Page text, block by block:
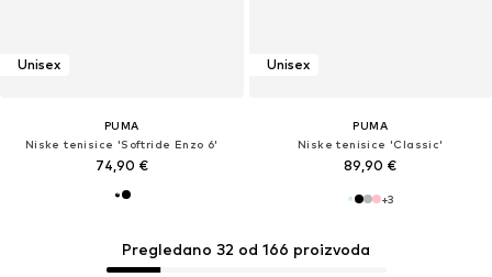
Unisex
PUMA
Niske tenisice 'Softride Enzo 6'
74,90 €
Unisex
PUMA
Niske tenisice 'Classic'
89,90 €
+3
Pregledano 32 od 166 proizvoda